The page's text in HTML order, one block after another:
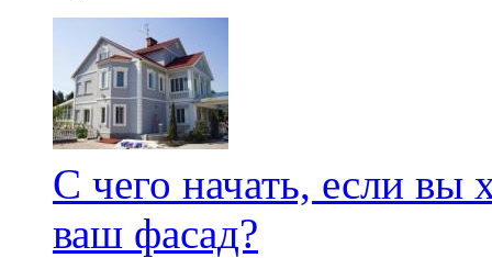
С чего начать, если вы
ваш фасад?